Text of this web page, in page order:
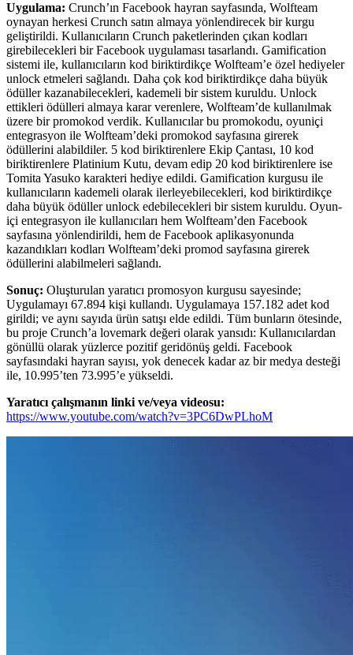
Uygulama: Crunch’ın Facebook hayran sayfasında, Wolfteam
oynayan herkesi Crunch satın almaya yönlendirecek bir kurgu
geliştirildi. Kullanıcıların Crunch paketlerinden çıkan kodları
girebilecekleri bir Facebook uygulaması tasarlandı. Gamification
sistemi ile, kullanıcıların kod biriktirdikçe Wolfteam’e özel hediyeler
unlock etmeleri sağlandı. Daha çok kod biriktirdikçe daha büyük
ödüller kazanabilecekleri, kademeli bir sistem kuruldu. Unlock
ettikleri ödülleri almaya karar verenlere, Wolfteam’de kullanılmak
üzere bir promokod verdik. Kullanıcılar bu promokodu, oyuniçi
entegrasyon ile Wolfteam’deki promokod sayfasına girerek
ödüllerini alabildiler. 5 kod biriktirenlere Ekip Çantası, 10 kod
biriktirenlere Platinium Kutu, devam edip 20 kod biriktirenlere ise
Tomita Yasuko karakteri hediye edildi. Gamification kurgusu ile
kullanıcıların kademeli olarak ilerleyebilecekleri, kod biriktirdikçe
daha büyük ödüller unlock edebilecekleri bir sistem kuruldu. Oyun-
içi entegrasyon ile kullanıcıları hem Wolfteam’den Facebook
sayfasına yönlendirildi, hem de Facebook aplikasyonunda
kazandıkları kodları Wolfteam’deki promod sayfasına girerek
ödüllerini alabilmeleri sağlandı.
Sonuç: Oluşturulan yaratıcı promosyon kurgusu sayesinde;
Uygulamayı 67.894 kişi kullandı. Uygulamaya 157.182 adet kod
girildi; ve aynı sayıda ürün satışı elde edildi. Tüm bunların ötesinde,
bu proje Crunch’a lovemark değeri olarak yansıdı: Kullanıcılardan
gönüllü olarak yüzlerce pozitif geridönüş geldi. Facebook
sayfasındaki hayran sayısı, yok denecek kadar az bir medya desteği
ile, 10.995’ten 73.995’e yükseldi.
Yaratıcı çalışmanın linki ve/veya videosu:
https://www.youtube.com/watch?v=3PC6DwPLhoM